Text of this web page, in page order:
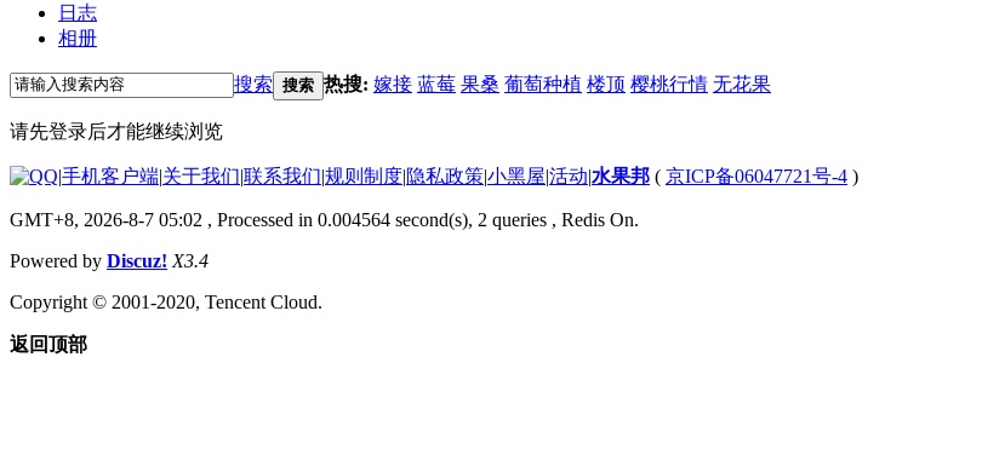
日志
相册
搜索 搜索 热搜: 嫁接 蓝莓 果桑 葡萄种植 楼顶 樱桃行情 无花果
请先登录后才能继续浏览
|手机客户端|关于我们|联系我们|规则制度|隐私政策|小黑屋|活动|水果邦 ( 京ICP备06047721号-4 )
GMT+8, 2026-8-7 05:02 , Processed in 0.004564 second(s), 2 queries , Redis On.
Powered by Discuz! X3.4
Copyright © 2001-2020, Tencent Cloud.
返回顶部